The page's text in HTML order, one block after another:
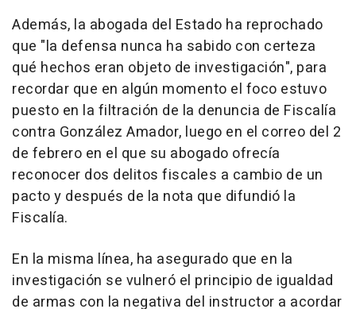
Además, la abogada del Estado ha reprochado
que "la defensa nunca ha sabido con certeza
qué hechos eran objeto de investigación", para
recordar que en algún momento el foco estuvo
puesto en la filtración de la denuncia de Fiscalía
contra González Amador, luego en el correo del 2
de febrero en el que su abogado ofrecía
reconocer dos delitos fiscales a cambio de un
pacto y después de la nota que difundió la
Fiscalía.
En la misma línea, ha asegurado que en la
investigación se vulneró el principio de igualdad
de armas con la negativa del instructor a acordar